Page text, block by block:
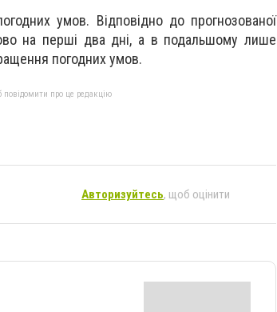
умов. Відповідно до прогнозованої
на перші два дні, а в подальшому лише
погодних умов.
повідомити про це редакцію
Авторизуйтесь, щоб оцінити